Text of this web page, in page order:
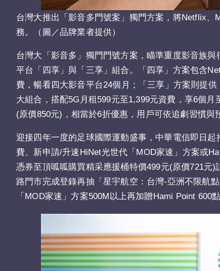
台灣大推出「影音多門號案」獨門方案，將Netflix
務。（圖／品牌業者提供）
台灣大「影音多」獨門門號方案，瞄準重度影音族
平台「四享」與「三享」組合。「四享」方案包含
費，暢看四大影音平台24個月；「三享」方案則提
大組合，搭配5G月租599元至1,399元資費，享6個
(原價850元)，相當於6折優惠，用戶可依追劇習慣與
迎接四年一度的足球國際運動盛事，中華電信即日
費、新申請/升速HiNet光世代「MOD家速」方案或
憑券至頂呱呱購買精采應援桶特價499元(原價721元)
路門市完成登錄再抽「星宇航空：台灣-亞洲不限航
「MOD家速」方案500M以上再加贈Hami Point 600點